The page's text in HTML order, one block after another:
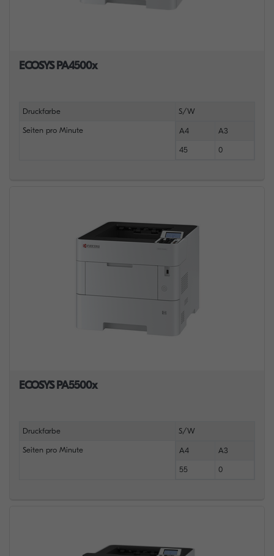
ECOSYS PA4500x
Druckfarbe S/W
Seiten pro Minute A4 A3
45 0
ECOSYS PA5500x
Druckfarbe S/W
Seiten pro Minute A4 A3
55 0